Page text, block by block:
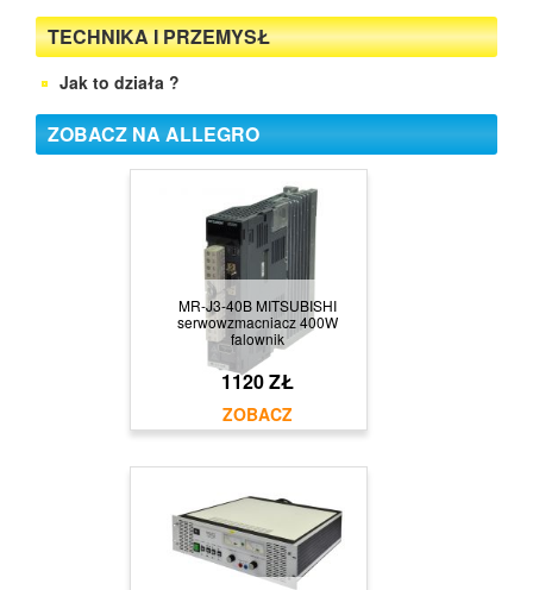
TECHNIKA I PRZEMYSŁ
Jak to działa ?
ZOBACZ NA ALLEGRO
MR-J3-40B MITSUBISHI
serwowzmacniacz 400W
falownik
1120 ZŁ